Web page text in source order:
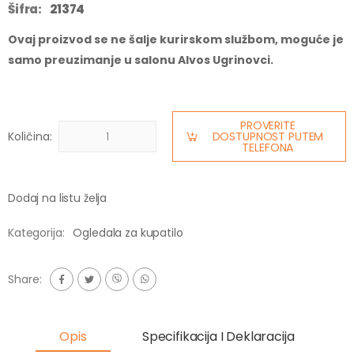
Šifra: 21374
Ovaj proizvod se ne šalje kurirskom službom, moguće je
samo preuzimanje u salonu Alvos Ugrinovci.
Količina:
PROVERITE
DOSTUPNOST PUTEM
TELEFONA
Dodaj na listu želja
Kategorija: Ogledala za kupatilo
Share:
Opis
Specifikacija I Deklaracija